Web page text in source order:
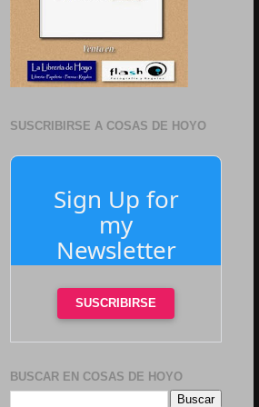
SUSCRIBIRSE A COSAS DE HOYO
Sign Up for
my
Newsletter
SUSCRIBIRSE
BUSCAR EN COSAS DE HOYO